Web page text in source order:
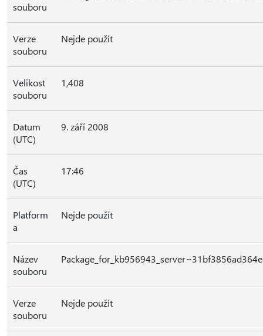
souboru
Verze
souboru
Nejde použít
Velikost
souboru
1,408
Datum
(UTC)
9. září 2008
Čas
(UTC)
17:46
Platform
a
Nejde použít
Název
souboru
Verze
souboru
Nejde použít